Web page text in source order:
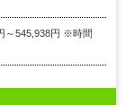
～545,938円 ※時間